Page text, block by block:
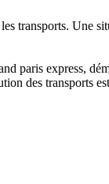
transports. Une
paris express,
des transports